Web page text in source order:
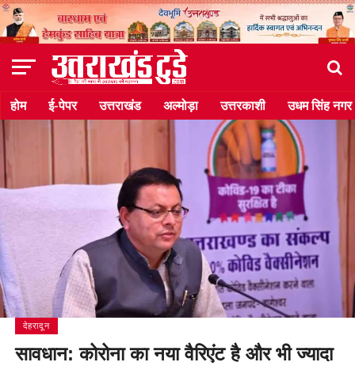
होम ई-पेपर उत्तराखंड अल्मोड़ा उत्तरकाशी उधम सिंह नगर
देहरादून
सावधान: कोरोना का नया वैरिएंट है और भी ज्यादा